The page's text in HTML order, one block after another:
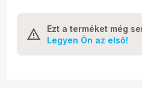
Ezt a terméket még
Legyen Ön az első!